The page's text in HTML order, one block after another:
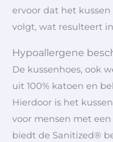
ervoor dat het
volgt, wat resulteert
Hypoallergene
De kussenhoes, ook
uit 100% katoen en
Hierdoor is het
voor mensen met
biedt de Sanitized®